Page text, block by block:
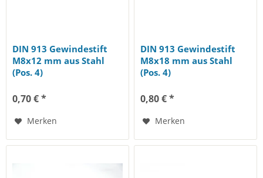
DIN 913 Gewindestift
M8x12 mm aus Stahl
(Pos. 4)
0,70 € *
Merken
DIN 913 Gewindestift
M8x18 mm aus Stahl
(Pos. 4)
0,80 € *
Merken